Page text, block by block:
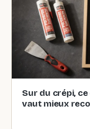
Sur du crépi,
vaut mieux